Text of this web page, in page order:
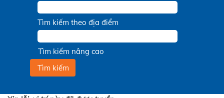
Tìm kiếm theo địa điểm
Tìm kiếm nâng cao